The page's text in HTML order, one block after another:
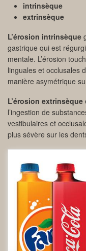
intrinsèque
extrinsèque
L’érosion intrinsèque
gastrique qui est
mentale. L’érosion
linguales et occlusales
manière asymétrique
L’érosion extrinsèque
l’ingestion de
vestibulaires et
plus sévère sur les